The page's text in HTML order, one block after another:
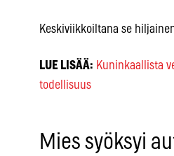
Keskiviikkoiltana se
LUE LISÄÄ: Kuninkaallista
todellisuus
Mies syöksyi